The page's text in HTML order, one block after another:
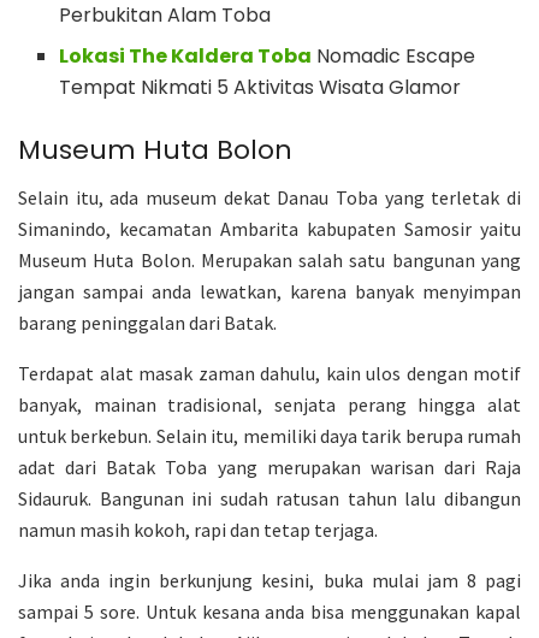
Perbukitan Alam Toba
Lokasi The Kaldera Toba Nomadic Escape
Tempat Nikmati 5 Aktivitas Wisata Glamor
Museum Huta Bolon
Selain itu, ada museum dekat Danau Toba yang terletak di
Simanindo, kecamatan Ambarita kabupaten Samosir yaitu
Museum Huta Bolon. Merupakan salah satu bangunan yang
jangan sampai anda lewatkan, karena banyak menyimpan
barang peninggalan dari Batak.
Terdapat alat masak zaman dahulu, kain ulos dengan motif
banyak, mainan tradisional, senjata perang hingga alat
untuk berkebun. Selain itu, memiliki daya tarik berupa rumah
adat dari Batak Toba yang merupakan warisan dari Raja
Sidauruk. Bangunan ini sudah ratusan tahun lalu dibangun
namun masih kokoh, rapi dan tetap terjaga.
Jika anda ingin berkunjung kesini, buka mulai jam 8 pagi
sampai 5 sore. Untuk kesana anda bisa menggunakan kapal